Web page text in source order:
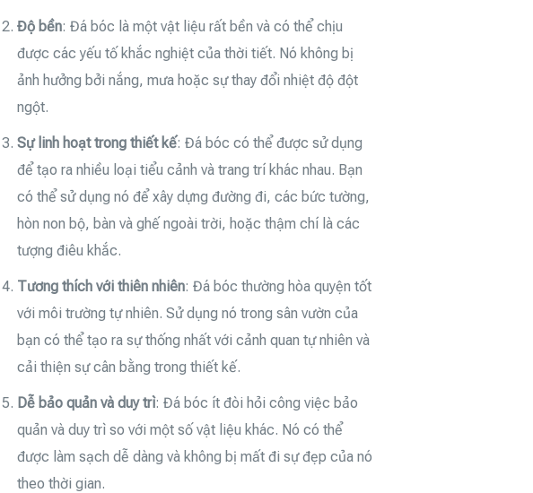
Độ bền: Đá bóc là một vật liệu rất bền và có thể chịu
được các yếu tố khắc nghiệt của thời tiết. Nó không bị
ảnh hưởng bởi nắng, mưa hoặc sự thay đổi nhiệt độ đột
ngột.
Sự linh hoạt trong thiết kế: Đá bóc có thể được sử dụng
để tạo ra nhiều loại tiểu cảnh và trang trí khác nhau. Bạn
có thể sử dụng nó để xây dựng đường đi, các bức tường,
hòn non bộ, bàn và ghế ngoài trời, hoặc thậm chí là các
tượng điêu khắc.
Tương thích với thiên nhiên: Đá bóc thường hòa quyện tốt
với môi trường tự nhiên. Sử dụng nó trong sân vườn của
bạn có thể tạo ra sự thống nhất với cảnh quan tự nhiên và
cải thiện sự cân bằng trong thiết kế.
Dễ bảo quản và duy trì: Đá bóc ít đòi hỏi công việc bảo
quản và duy trì so với một số vật liệu khác. Nó có thể
được làm sạch dễ dàng và không bị mất đi sự đẹp của nó
theo thời gian.